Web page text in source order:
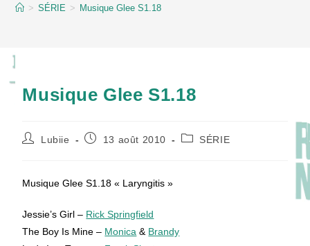
> SÉRIE > Musique Glee S1.18
Musique Glee S1.18
Auteur/autrice
Lubiie
Publication
13 août 2010
PostSÉRIE
Musique Glee S1.18 « Laryngitis »
Jessie’s Girl – Rick Springfield
The Boy Is Mine – Monica & Brandy